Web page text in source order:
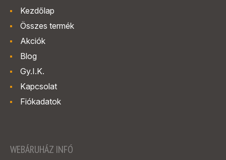
Kezdőlap
Összes termék
Akciók
Blog
Gy.I.K.
Kapcsolat
Fiókadatok
WEBÁRUHÁZ INFÓ